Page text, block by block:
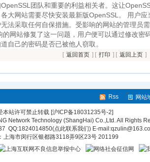
团队和重要的利益相关者。这让
大网站需要尽快安装最新版OpenSSL。 用户
法采取任何自保措施。受影响的网站的管理员
网站修复了这一问题，用户便可以通过修改密
自己的密码是否已被他人窃取。
[ 返回首页 ] [ 打印 ] [ 返回上页 ]
Rss 网站
本站许可禁止转载 [沪ICP备18031235号-2]
Network Technology (ShangHai) Co.,Ltd. All Rights
QQ:1824014850(点此联系我们)E-
上海市闵行区银都路3118弄9区23号 201199